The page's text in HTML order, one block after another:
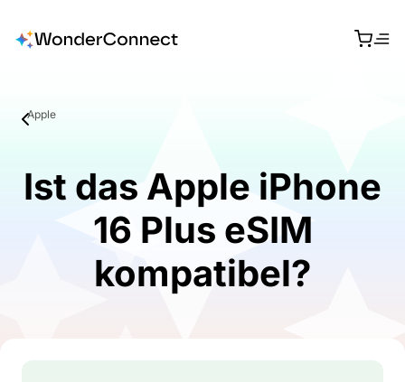
Apple
Ist das Apple iPhone
16 Plus eSIM
kompatibel?